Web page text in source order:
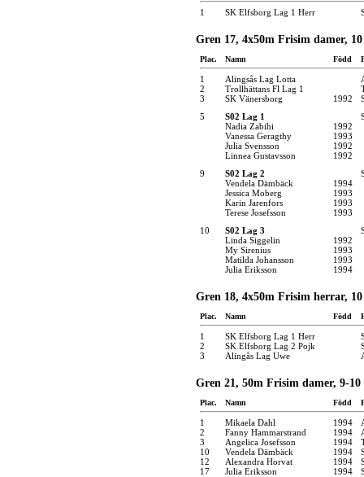
1 SK Elfsborg Lag 1 Herr
Gren 17, 4x50m Frisim damer,
Plac. Namn Född
1 Alingsås Lag Lotta
2
Trollhättans Fl Lag 1
3
SK Vänersborg 1992
5
S02 Lag 1
Nadia Zabihi
1992
Vanessa Geragthy
1993
Julia Svensson
1992
Linnea Gustavsson
1992
9
S02 Lag 2
Vendela Dämbäck
1994
Jessica Moberg
1993
Karin Jarenfors
1993
Terese Josefsson
1993
10
S02 Lag 3
Linda Siggelin
1992
My Sirenius
1993
Matilda Johansson
1993
Julia Eriksson
1994
Gren 18, 4x50m Frisim herrar,
Plac. Namn Född
1 SK Elfsborg Lag 1 Herr
2
SK Elfsborg Lag 2 Pojk
3
Alingås Lag Uwe
Gren 21, 50m Frisim damer, 9-10
Plac. Namn Född
1 Mikaela Dahl 1994
2
Fanny Hammarstrand 1994
3
Angelica Josefsson 1994
10
Vendela Dämbäck 1994
12
Alexandra Horvat 1994
17
Julia Eriksson 1994